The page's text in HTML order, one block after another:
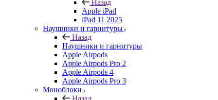
Назад
Apple iPad
iPad 11 2025
Наушники и гарнитуры
Назад
Наушники и гарнитуры
Apple Airpods
Apple Airpods Pro 2
Apple Airpods 4
Apple Airpods Pro 3
Моноблоки
Назад